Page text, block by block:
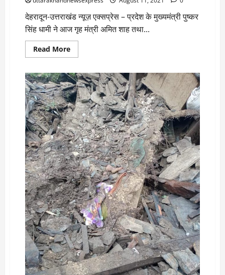
देहरादून-उत्तराखंड न्यूज़ एक्सप्रेस – प्रदेश के मुख्यमंत्री पुष्कर
सिंह धामी ने आज गृह मंत्री अमित शाह तथा...
Read MoreRead
more
वर्षों
से
अधर
में
लटकी
बागेश्वर-
टनकपुर
रेल
लाइन
को
क्या
सीएम
धामी
उतार
पाएंगे
धरातल
पर?